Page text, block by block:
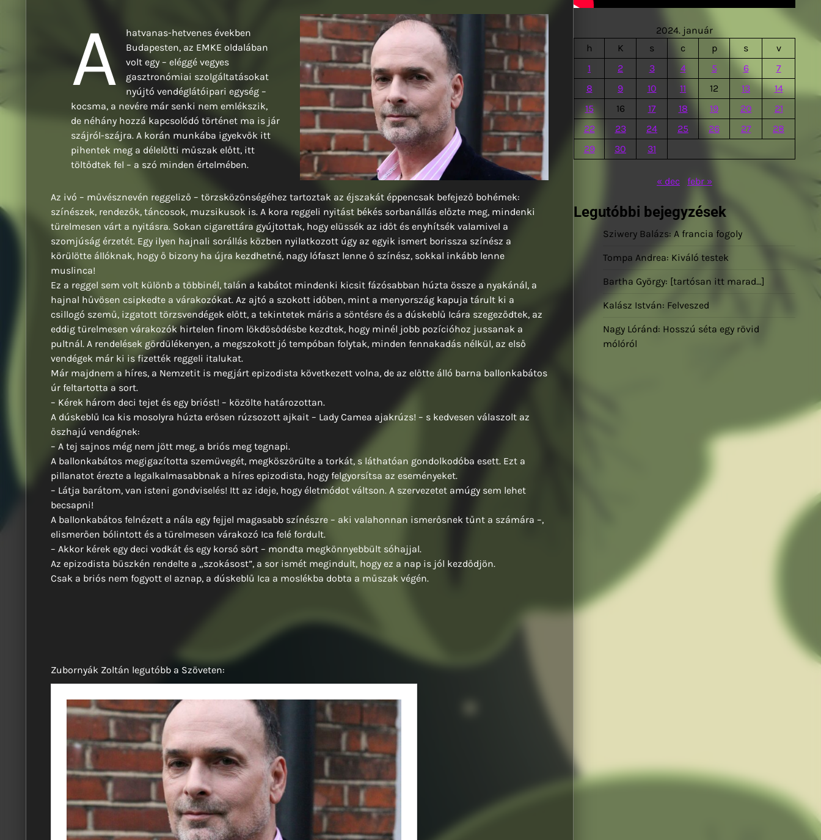
A
hatvanas-hetvenes években
Budapesten, az EMKE oldalában
volt egy – eléggé vegyes
gasztronómiai szolgáltatásokat
nyújtó vendéglátóipari egység –
kocsma, a nevére már senki nem emlékszik,
de néhány hozzá kapcsolódó történet ma is jár
szájról-szájra. A korán munkába igyekvők itt
pihentek meg a délelőtti műszak előtt, itt
töltődtek fel – a szó minden értelmében.
Az ivó – művésznevén reggeliző – törzsközönségéhez tartoztak az éjszakát éppencsak befejező bohémek:
színészek, rendezők, táncosok, muzsikusok is. A kora reggeli nyitást békés sorbanállás előzte meg, mindenki
türelmesen várt a nyitásra. Sokan cigarettára gyújtottak, hogy elüssék az időt és enyhítsék valamivel a
szomjúság érzetét. Egy ilyen hajnali sorállás közben nyilatkozott úgy az egyik ismert borissza színész a
körülötte állóknak, hogy ő bizony ha újra kezdhetné, nagy lófaszt lenne ő színész, sokkal inkább lenne
muslinca!
Ez a reggel sem volt különb a többinél, talán a kabátot mindenki kicsit fázósabban húzta össze a nyakánál, a
hajnal hűvösen csipkedte a várakozókat. Az ajtó a szokott időben, mint a menyország kapuja tárult ki a
csillogó szemű, izgatott törzsvendégek előtt, a tekintetek máris a söntésre és a dúskeblű Icára szegeződtek, az
eddig türelmesen várakozók hirtelen finom lökdösődésbe kezdtek, hogy minél jobb pozícióhoz jussanak a
pultnál. A rendelések gördülékenyen, a megszokott jó tempóban folytak, minden fennakadás nélkül, az első
vendégek már ki is fizették reggeli italukat.
Már majdnem a híres, a Nemzetit is megjárt epizodista következett volna, de az előtte álló barna ballonkabátos
úr feltartotta a sort.
– Kérek három deci tejet és egy brióst! – közölte határozottan.
A dúskeblű Ica kis mosolyra húzta erősen rúzsozott ajkait – Lady Camea ajakrúzs! – s kedvesen válaszolt az
őszhajú vendégnek:
– A tej sajnos még nem jött meg, a briós meg tegnapi.
A ballonkabátos megigazította szemüvegét, megköszörülte a torkát, s láthatóan gondolkodóba esett. Ezt a
pillanatot érezte a legalkalmasabbnak a híres epizodista, hogy felgyorsítsa az eseményeket.
– Látja barátom, van isteni gondviselés! Itt az ideje, hogy életmódot váltson. A szervezetet amúgy sem lehet
becsapni!
A ballonkabátos felnézett a nála egy fejjel magasabb színészre – aki valahonnan ismerősnek tűnt a számára –,
elismerően bólintott és a türelmesen várakozó Ica felé fordult.
– Akkor kérek egy deci vodkát és egy korsó sört – mondta megkönnyebbült sóhajjal.
Az epizodista büszkén rendelte a „szokásost”, a sor ismét megindult, hogy ez a nap is jól kezdődjön.
Csak a briós nem fogyott el aznap, a dúskeblű Ica a moslékba dobta a műszak végén.
Zubornyák Zoltán legutóbb a Szöveten:
2024. január
h
K s c p s
v
1
2 3 4 5 6
7
8
9 10 11 12 13
14
15
16 17 18 19 20
21
22
23 24 25 26 27
28
29
30 31
« dec febr »
Legutóbbi bejegyzések
Sziwery Balázs: A francia fogoly
Tompa Andrea: Kiváló testek
Bartha György: [tartósan itt marad…]
Kalász István: Felveszed
Nagy Lóránd: Hosszú séta egy rövid
mólóról